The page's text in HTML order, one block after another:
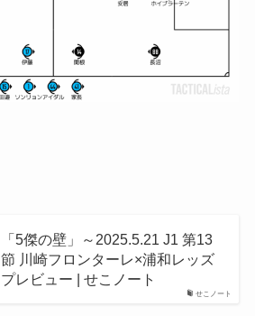
せこノート
「5傑の壁」～2025.5.21 J1 第13
節 川崎フロンターレ×浦和レッズ
プレビュー | せこノート